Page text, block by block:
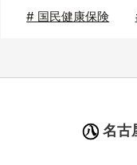
# 国民健康保険
名古